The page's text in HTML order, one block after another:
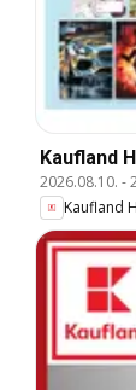
Kaufland
2026.08.10. -
Kaufland